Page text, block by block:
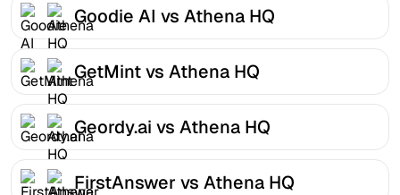
Goodie AI vs Athena HQ
GetMint vs Athena HQ
Geordy.ai vs Athena HQ
FirstAnswer vs Athena HQ